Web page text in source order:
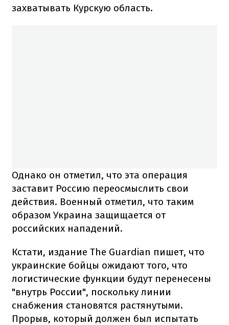
захватывать Курскую область.
Однако он отметил, что эта операция
заставит Россию переосмыслить свои
действия. Военный отметил, что таким
образом Украина защищается от
российских нападений.
Кстати, издание The Guardian пишет, что
украинские бойцы ожидают того, что
логистические функции будут перенесены
"внутрь России", поскольку линии
снабжения становятся растянутыми.
Прорыв, который должен был испытать